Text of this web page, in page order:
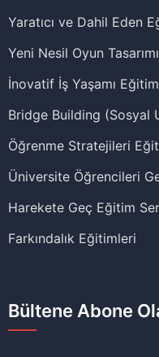
Yaratıcı ve Dahil Eden
Yeni Nesil Oyun
İnovatif İş Yaşamı
Bridge Building (Sosyal
Öğrenme Stratejileri
Üniversite Öğrencileri
Harekete Geç Eğitim
Farkındalık Eğitimleri
Bültene Abone